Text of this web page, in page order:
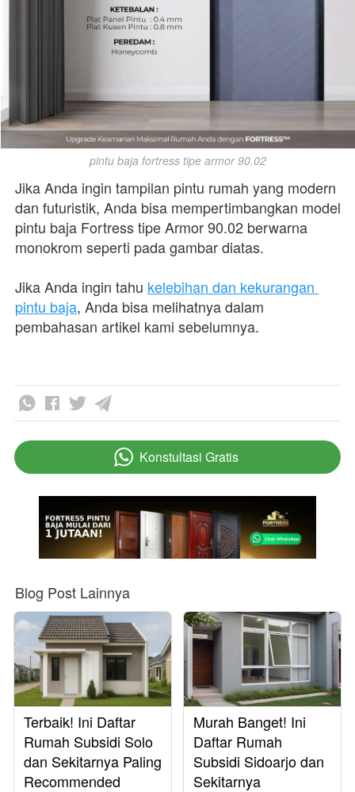
pintu baja fortress tipe armor 90.02
Jika Anda ingin tampilan pintu rumah yang modern
dan futuristik, Anda bisa mempertimbangkan model
pintu baja Fortress tipe Armor 90.02 berwarna
monokrom seperti pada gambar diatas.
Jika Anda ingin tahu kelebihan dan kekurangan
pintu baja, Anda bisa melihatnya dalam
pembahasan artikel kami sebelumnya.
` Konstultasi Gratis
Blog Post Lainnya
Terbaik! Ini Daftar
Rumah Subsidi Solo
dan Sekitarnya Paling
Recommended
Murah Banget! Ini
Daftar Rumah
Subsidi Sidoarjo dan
Sekitarnya